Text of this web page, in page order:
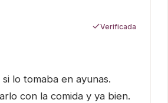
Verificada
lo tomaba en ayunas.
con la comida y ya bien.